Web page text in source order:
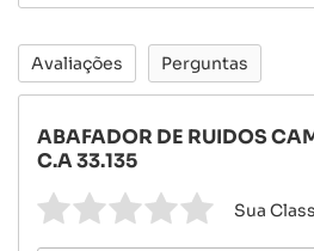
Avaliações Perguntas
ABAFADOR DE RUIDOS
C.A 33.135
Sua